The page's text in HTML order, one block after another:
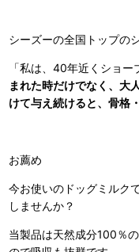
シーズーの全国トップの
「私は、40年近くショー
まれた時だけでなく、大
けて与え続けると、骨格
お薦め
今お使いのドッグミルク
しませんか？
当製品は天然成分100％